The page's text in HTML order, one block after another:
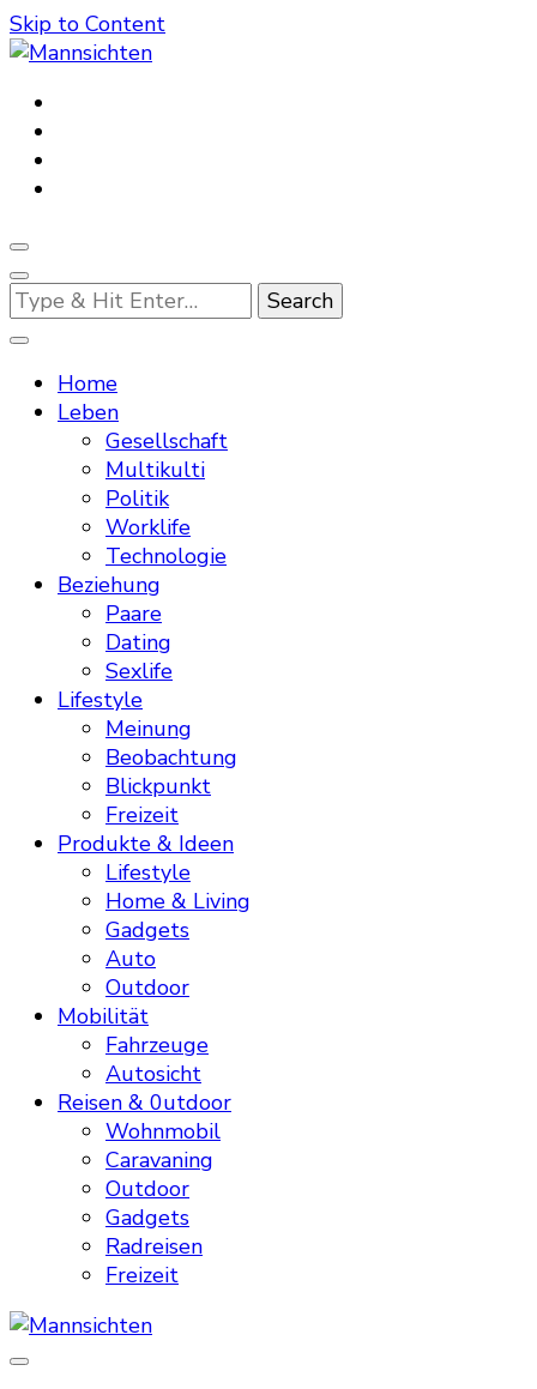
Skip to Content
Mannsichten
Was Männer wollen. Was Männer denken.
Looking
for
Something?
Home
Leben
Gesellschaft
Multikulti
Politik
Worklife
Technologie
Beziehung
Paare
Dating
Sexlife
Lifestyle
Meinung
Beobachtung
Blickpunkt
Freizeit
Produkte & Ideen
Lifestyle
Home & Living
Gadgets
Auto
Outdoor
Mobilität
Fahrzeuge
Autosicht
Reisen & 0utdoor
Wohnmobil
Caravaning
Outdoor
Gadgets
Radreisen
Freizeit
Mannsichten